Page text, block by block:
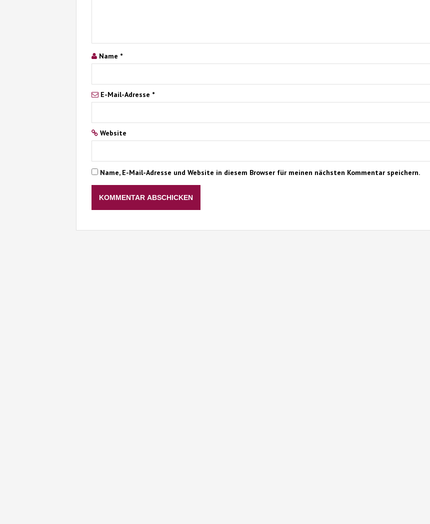
Name *
E-Mail-Adresse *
Website
Name, E-Mail-Adresse und Website in diesem Browser für meinen nächsten Kommentar speichern.